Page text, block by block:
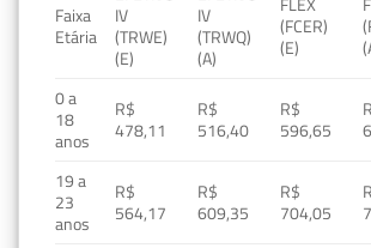
Faixa
Etária
IV
(TRWE)
(E)
IV
(TRWQ)
(A)
(FCER)
(E)
0 a
18
anos
R$
478,11
R$
516,40
R$
596,65
19 a
23
anos
R$
564,17
R$
609,35
R$
704,05